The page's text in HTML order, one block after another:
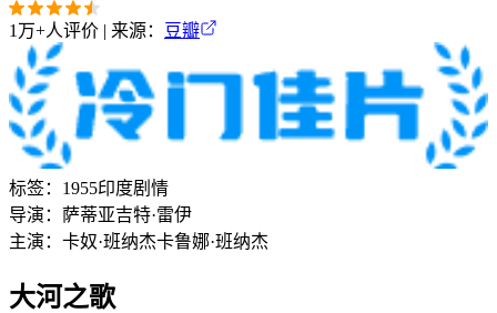
1万+人评价 | 来源： 豆瓣
标签： 1955印度剧情
导演： 萨蒂亚吉特·雷伊
主演： 卡奴·班纳杰卡鲁娜·班纳杰
大河之歌